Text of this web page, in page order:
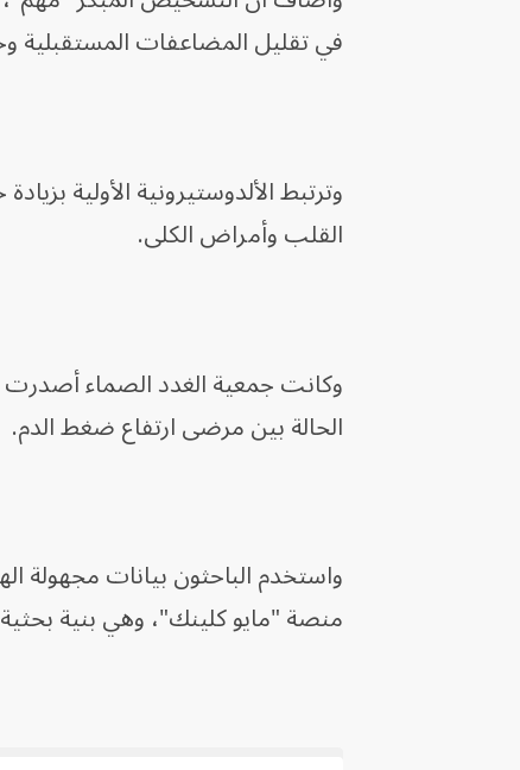
في تقليل المضاعفات المستقبلية
وترتبط الألدوستيرونية الأولية
القلب وأمراض الكلى.
الحالة بين مرضى ارتفاع ضغط الدم.
منصة "مايو كلينك"، وهي بنية